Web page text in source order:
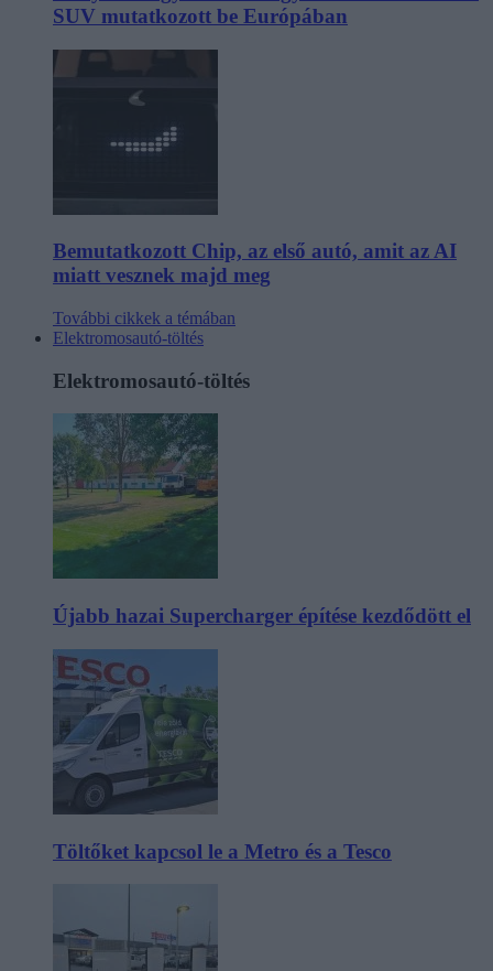
SUV mutatkozott be Európában
Bemutatkozott Chip, az első autó, amit az AI
miatt vesznek majd meg
További cikkek a témában
Elektromosautó-töltés
Elektromosautó-töltés
Újabb hazai Supercharger építése kezdődött el
Töltőket kapcsol le a Metro és a Tesco